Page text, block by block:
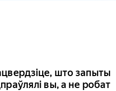
што запыты
вы, а не робат